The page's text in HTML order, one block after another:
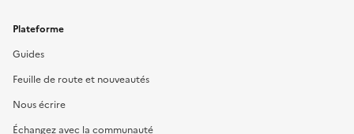
Plateforme
Guides
Feuille de route et nouveautés
Nous écrire
Échangez avec la communauté